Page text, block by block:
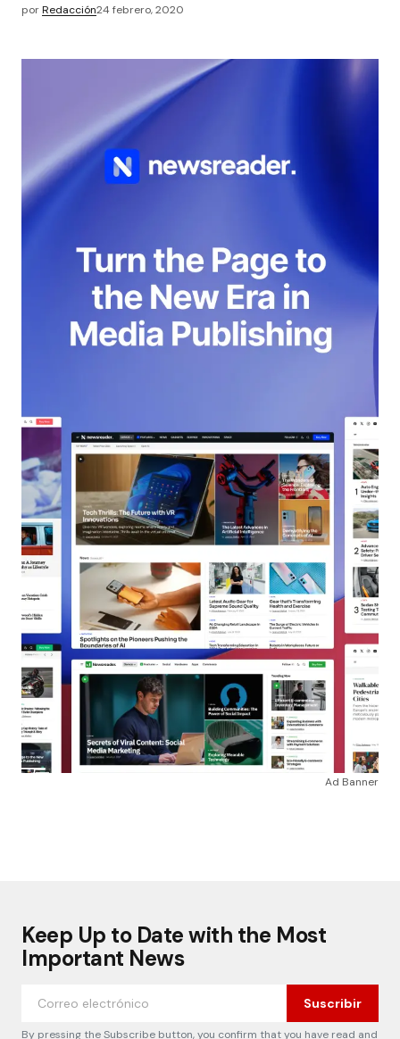
porRedacción24 febrero, 2020
Ad Banner
Keep Up to Date with the Most
Important News
Suscribir
By pressing the Subscribe button, you confirm that you have read and